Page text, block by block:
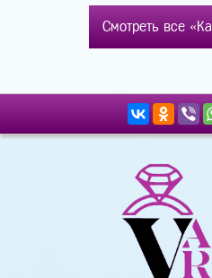
Смотреть все